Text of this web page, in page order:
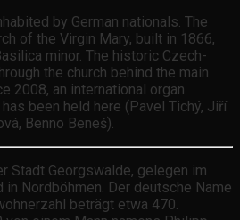
by German nationals. The
of the Virgin Mary, built in 1866,
minor. The historic Czech-
the church behind the main
2008, an international organ
been held here (Pavel Tichý, Jiří
Benno Beneš).
Stadt Georgswalde, gelegen im
in Nordböhmen. Der deutsche Name
beträgt etwa 470.